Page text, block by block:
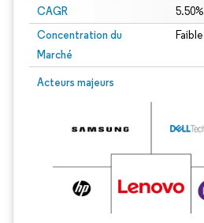
CAGR 5.50%
Concentration du
Marché
Faible
Acteurs majeurs